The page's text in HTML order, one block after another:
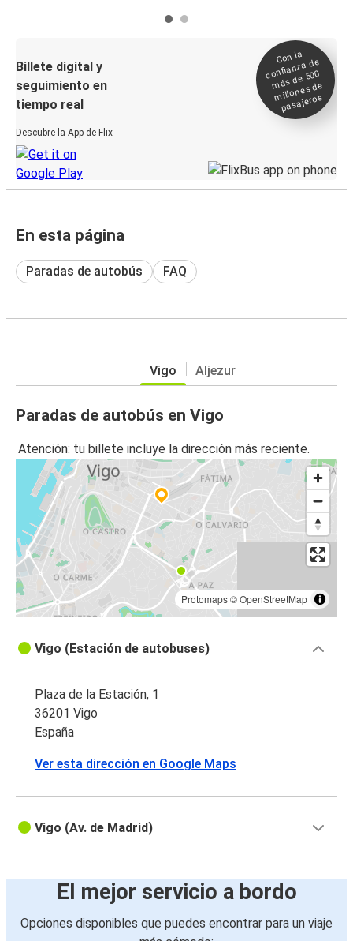
Billete digital y
seguimiento en
tiempo real
Descubre la App de Flix
Con la
confianza de
más de 500
millones de
pasajeros
En esta página
Paradas de autobús FAQ
Vigo Aljezur
Paradas de autobús en Vigo
Atención: tu billete incluye la dirección más reciente.
Protomaps©OpenStreetMap
Vigo (Estación de autobuses)
Plaza de la Estación, 1
36201 Vigo
España
Ver esta dirección en Google Maps
Vigo (Av. de Madrid)
El mejor servicio a bordo
Opciones disponibles que puedes encontrar para un viaje